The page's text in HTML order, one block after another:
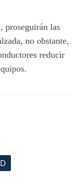
proseguirán las
no obstante,
reducir